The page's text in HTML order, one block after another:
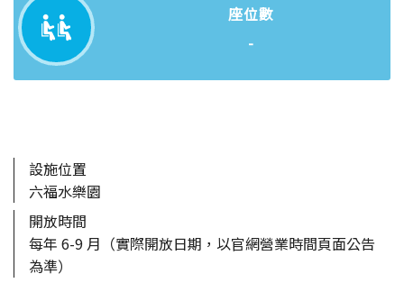
座位數
-
設施位置
六福水樂園
開放時間
每年 6-9 月（實際開放日期，以官網營業時間頁面公告
為準）